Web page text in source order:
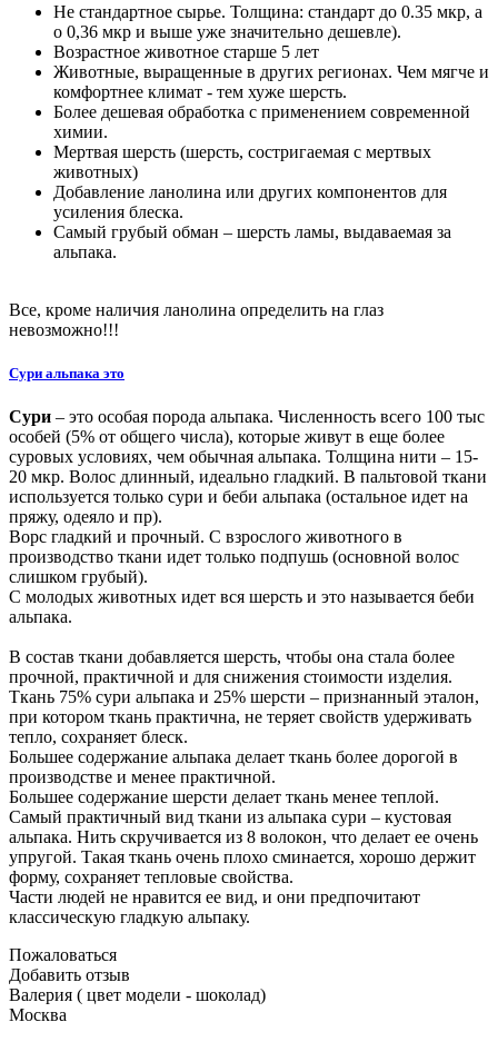
Не стандартное сырье. Толщина: стандарт до 0.35 мкр, а
о 0,36 мкр и выше уже значительно дешевле).
Возрастное животное старше 5 лет
Животные, выращенные в других регионах. Чем мягче и
комфортнее климат - тем хуже шерсть.
Более дешевая обработка с применением современной
химии.
Мертвая шерсть (шерсть, состригаемая с мертвых
животных)
Добавление ланолина или других компонентов для
усиления блеска.
Самый грубый обман – шерсть ламы, выдаваемая за
альпака.
Все, кроме наличия ланолина определить на глаз
невозможно!!!
Сури альпака это
Сури – это особая порода альпака. Численность всего 100 тыс
особей (5% от общего числа), которые живут в еще более
суровых условиях, чем обычная альпака. Толщина нити – 15-
20 мкр. Волос длинный, идеально гладкий. В пальтовой ткани
используется только сури и беби альпака (остальное идет на
пряжу, одеяло и пр).
Ворс гладкий и прочный. С взрослого животного в
производство ткани идет только подпушь (основной волос
слишком грубый).
С молодых животных идет вся шерсть и это называется беби
альпака.
В состав ткани добавляется шерсть, чтобы она стала более
прочной, практичной и для снижения стоимости изделия.
Ткань 75% сури альпака и 25% шерсти – признанный эталон,
при котором ткань практична, не теряет свойств удерживать
тепло, сохраняет блеск.
Большее содержание альпака делает ткань более дорогой в
производстве и менее практичной.
Большее содержание шерсти делает ткань менее теплой.
Самый практичный вид ткани из альпака сури – кустовая
альпака. Нить скручивается из 8 волокон, что делает ее очень
упругой. Такая ткань очень плохо сминается, хорошо держит
форму, сохраняет тепловые свойства.
Части людей не нравится ее вид, и они предпочитают
классическую гладкую альпаку.
Пожаловаться
Добавить отзыв
Валерия ( цвет модели - шоколад)
Москва